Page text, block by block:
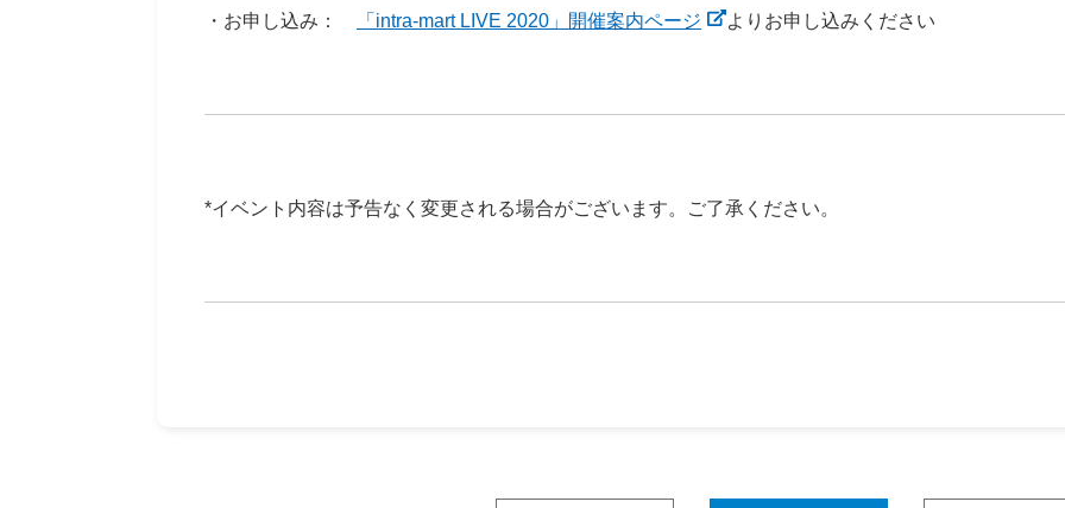
・お申し込み：
「intra-mart LIVE 2020」開催案内ページ よりお申し込みください
*イベント内容は予告なく変更される場合がございます。ご了承ください。